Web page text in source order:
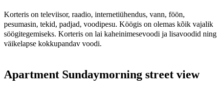
Korteris on televiisor, raadio, internetiühendus, vann, föön,
pesumasin, tekid, padjad, voodipesu. Köögis on olemas kõik vajalik
söögitegemiseks. Korteris on lai kaheinimesevoodi ja lisavoodid ning
väikelapse kokkupandav voodi.
Apartment Sundaymorning street view